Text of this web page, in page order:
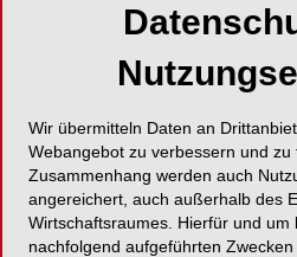
ONLINE 18.11.2025
Webinar: Fit
Wir übermitteln Daten an
Webangebot zu verbessern und
Zusammenhang werden auch
angereichert, auch außerhalb des
Wirtschaftsraumes. Hierfür und um
nachfolgend aufgeführten